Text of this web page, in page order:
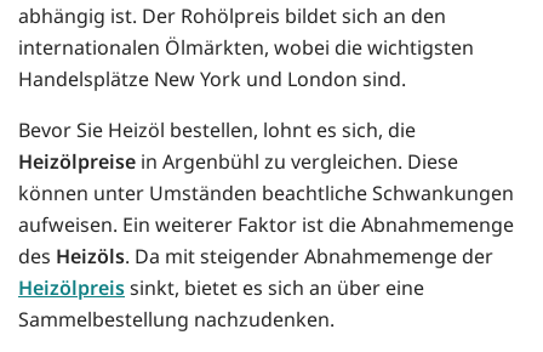
abhängig ist. Der Rohölpreis bildet sich an den
internationalen Ölmärkten, wobei die wichtigsten
Handelsplätze New York und London sind.
Bevor Sie Heizöl bestellen, lohnt es sich, die
Heizölpreise in Argenbühl zu vergleichen. Diese
können unter Umständen beachtliche Schwankungen
aufweisen. Ein weiterer Faktor ist die Abnahmemenge
des Heizöls. Da mit steigender Abnahmemenge der
Heizölpreissinkt, bietet es sich an über eine
Sammelbestellung nachzudenken.